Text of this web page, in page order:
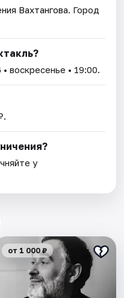
Вахтангова. Город
• воскресенье • 19:00.
у
от 1 000 ₽